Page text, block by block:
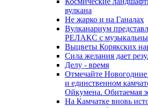
вулкана
Не жарко и на Ганалах
Вулканариум
РЕЛАКС с
Выцветы Корякских
Сила желания дает
Делу - время
Отмечайте
и единственном
Ойкумена. Обитаемая
На Камчатке вновь